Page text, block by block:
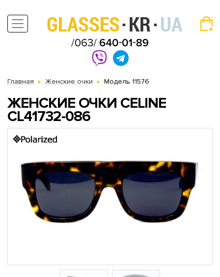
Главная Женские очки Модель 11576
ЖЕНСКИЕ ОЧКИ CELINE
CL41732-086